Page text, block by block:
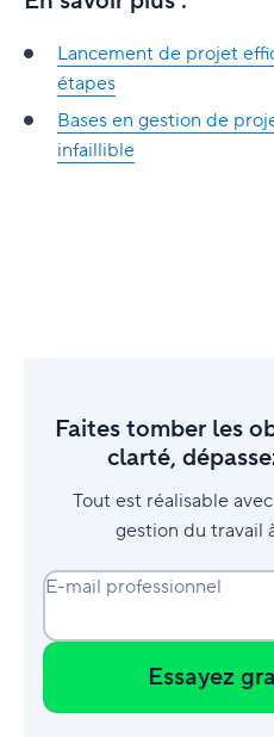
Lancement de projet
étapes
Bases en gestion de
infaillible
Faites tomber les
clarté,
Tout est réalisable
gestion du travail
E-mail professionnel
Essayez